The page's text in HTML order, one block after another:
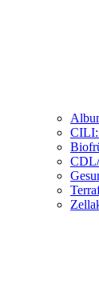
CILI: